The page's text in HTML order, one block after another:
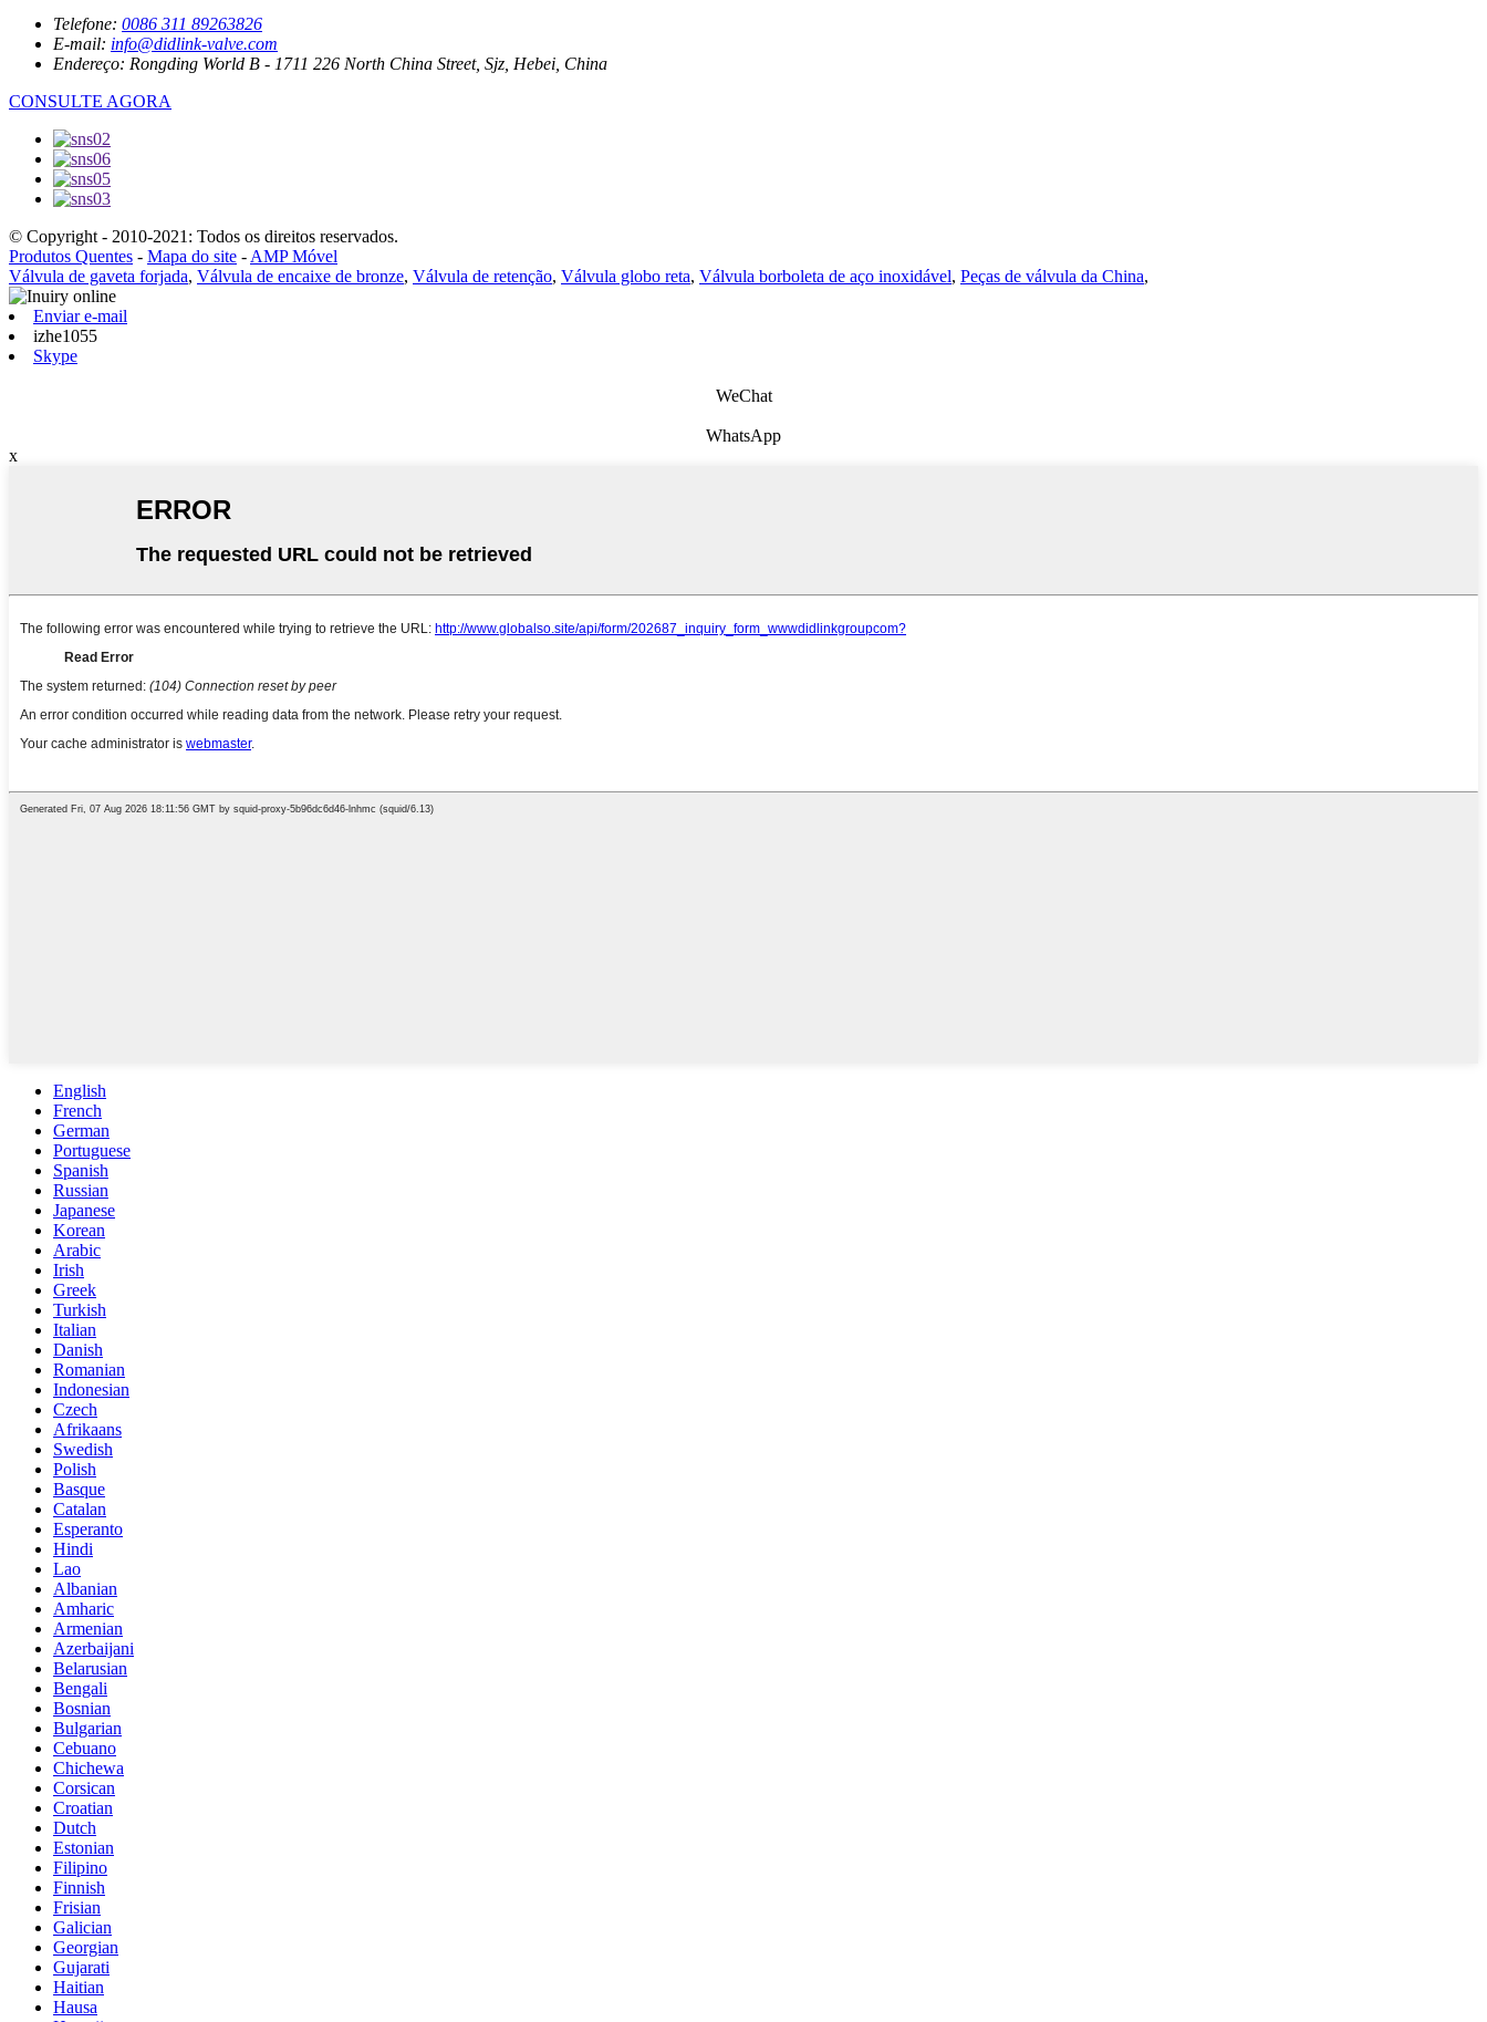
Telefone: 0086 311 89263826
E-mail: info@didlink-valve.com
Endereço: Rongding World B - 1711 226 North China Street, Sjz, Hebei, China
CONSULTE AGORA
© Copyright - 2010-2021: Todos os direitos reservados.
Produtos Quentes - Mapa do site - AMP Móvel
Válvula de gaveta forjada, Válvula de encaixe de bronze, Válvula de retenção, Válvula globo reta, Válvula borboleta de aço inoxidável, Peças de válvula da China,
Enviar e-mail
izhe1055
Skype
WeChat
WhatsApp
x
English
French
German
Portuguese
Spanish
Russian
Japanese
Korean
Arabic
Irish
Greek
Turkish
Italian
Danish
Romanian
Indonesian
Czech
Afrikaans
Swedish
Polish
Basque
Catalan
Esperanto
Hindi
Lao
Albanian
Amharic
Armenian
Azerbaijani
Belarusian
Bengali
Bosnian
Bulgarian
Cebuano
Chichewa
Corsican
Croatian
Dutch
Estonian
Filipino
Finnish
Frisian
Galician
Georgian
Gujarati
Haitian
Hausa